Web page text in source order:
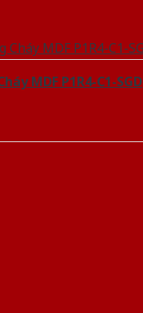
MDF P1R4-C1-SGD